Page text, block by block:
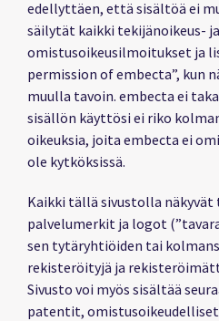
edellyttäen, että sisältöä ei
säilytät kaikki tekijänoikeus-
omistusoikeusilmoitukset ja
permission of embecta”, kun
muulla tavoin. embecta ei
sisällön käyttösi ei riko
oikeuksia, joita embecta ei
ole kytköksissä.
Kaikki tällä sivustolla
palvelumerkit ja logot
sen tytäryhtiöiden tai
rekisteröityjä ja
Sivusto voi myös sisältää
patentit,